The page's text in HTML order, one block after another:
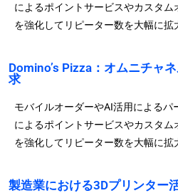
によるポイントサービスやカスタ
を強化してリピーター数を大幅に拡
Domino’s Pizza：オムニチャ
求
モバイルオーダーやAI活用によるパ
によるポイントサービスやカスタ
を強化してリピーター数を大幅に拡
製造業における3Dプリンター